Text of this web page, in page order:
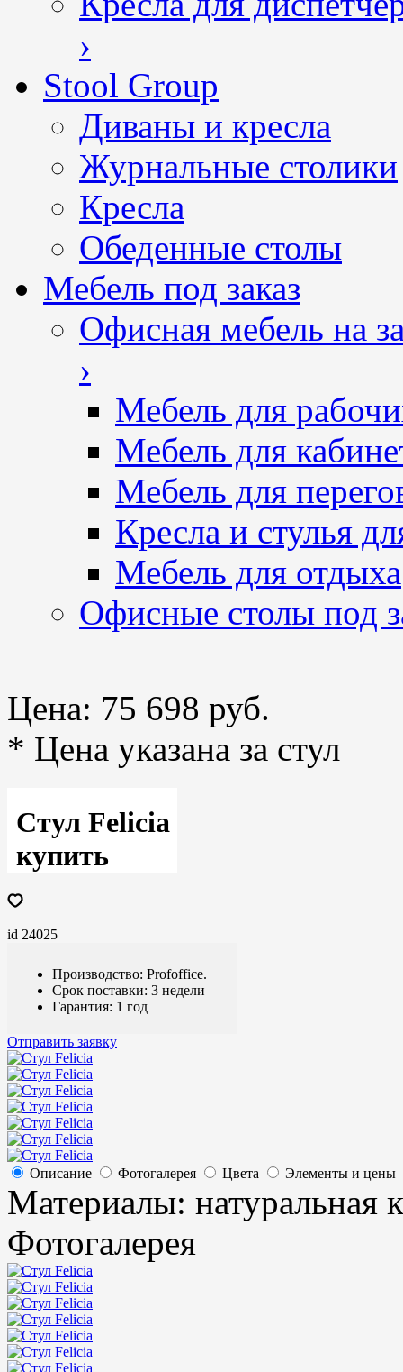
›
Stool Group
Диваны и кресла
Журнальные столики
Кресла
Обеденные столы
Мебель под заказ
Офисная мебель на
›
Мебель для
Мебель для
Мебель для
Кресла и стулья
Мебель для отдыха
Офисные столы под
Цена: 75 698 руб.
* Цена указана за стул
Стул Felicia
купить
id 24025
Производство: Profoffice.
Срок поставки: 3 недели
Гарантия: 1 год
Отправить заявку
Описание Фотогалерея Цвета Элементы и цены
Материалы: натуральная
Фотогалерея